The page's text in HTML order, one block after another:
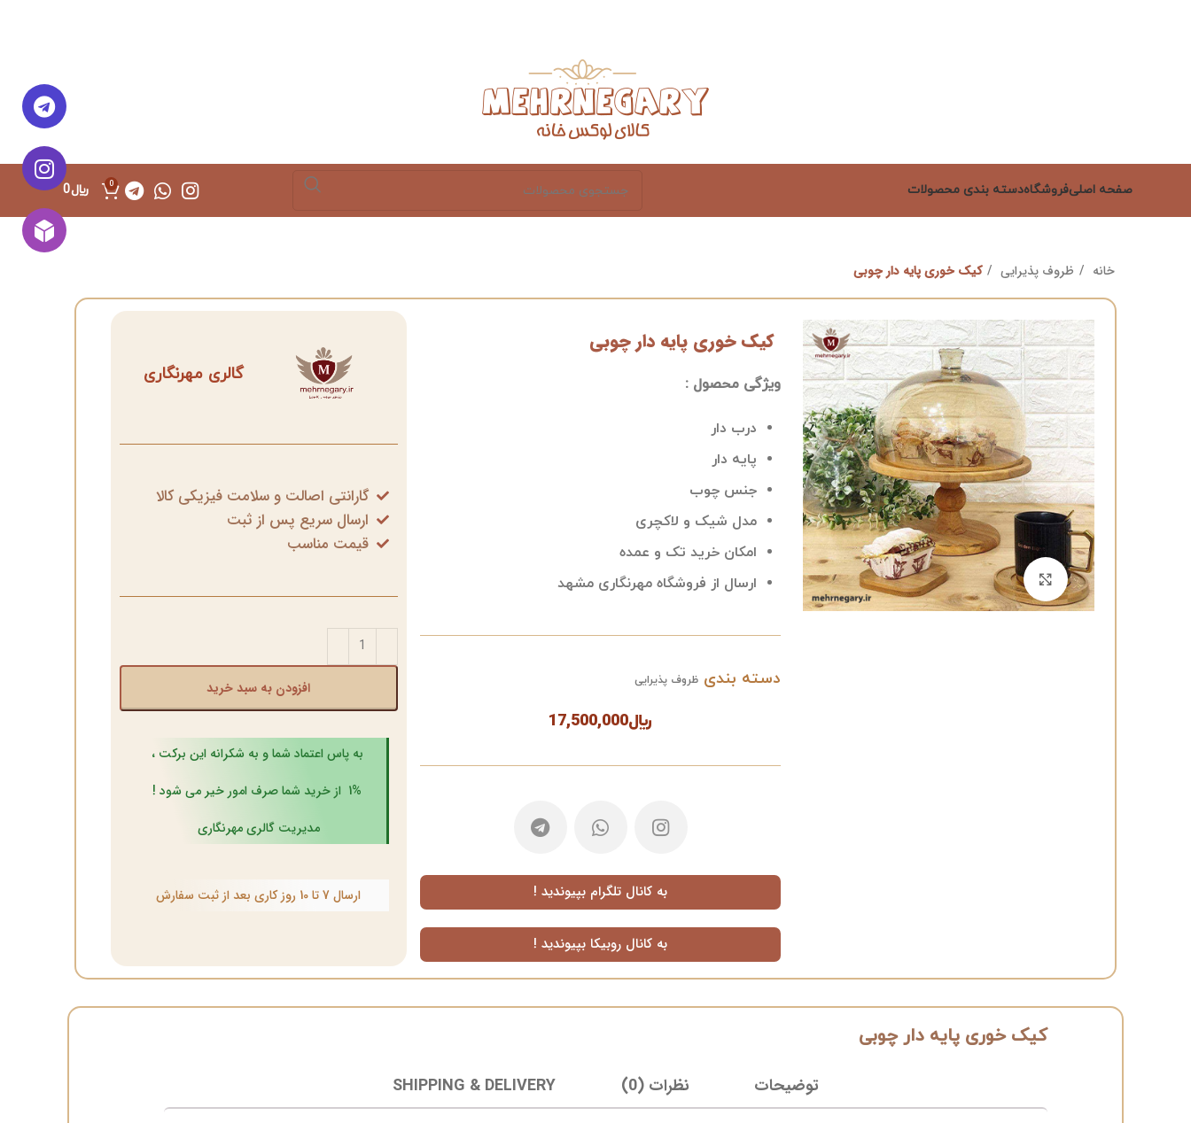
صفحه اصلیفروشگاهدسته بندی محصولات 0 ﷼0
خانه ظروف پذیرایی کیک خوری پایه دار چوبی
برای بزرگنمایی کلیک کنید
کیک خوری پایه دار چوبی
ویژگی محصول :
درب دار
پایه دار
جنس چوب
مدل شیک و لاکچری
امکان خرید تک و عمده
ارسال از فروشگاه مهرنگاری مشهد
دسته بندی ظروف پذیرایی
﷼17,500,000
به کانال تلگرام بپیوندید !
به کانال روبیکا بپیوندید !
گالری مهرنگاری
گارانتی اصالت و سلامت فیزیکی کالا
ارسال سریع پس از ثبت
قیمت مناسب
افزودن به سبد خرید
به پاس اعتماد شما و به شکرانه این برکت ،
1% از خرید شما صرف امور خیر می شود !
مدیریت گالری مهرنگاری
ارسال 7 تا 10 روز کاری بعد از ثبت سفارش
کیک خوری پایه دار چوبی
توضیحات نظرات (0) SHIPPING & DELIVERY